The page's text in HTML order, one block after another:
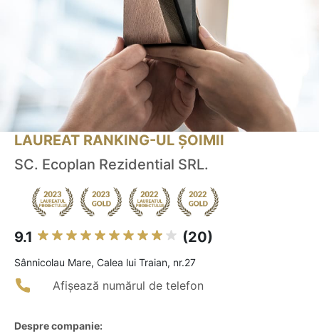
LAUREAT RANKING-UL ȘOIMII
SC. Ecoplan Rezidential SRL.
9.1 (20)
Sânnicolau Mare, Calea lui Traian, nr.27
Afișează numărul de telefon
Despre companie: